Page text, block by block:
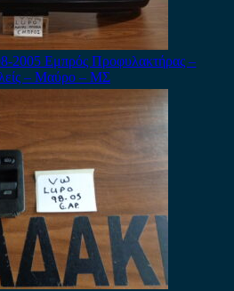
2005 Εμπρός Προφυλακτήρας –
– Μαύρο – ΜΣ